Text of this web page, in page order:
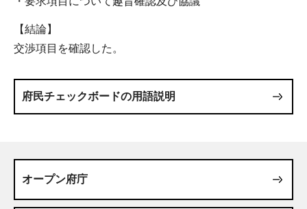
【結論】
交渉項目を確認した。
府民チェックボードの用語説明
オープン府庁